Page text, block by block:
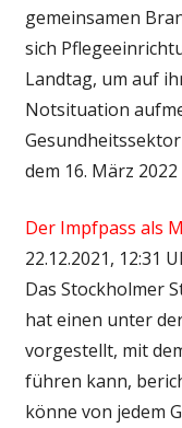
gemeinsamen
sich
Landtag, um auf
Notsituation
dem 16. März
Der Impfpass als
22.12.2021, 12:31
Das Stockholmer
hat einen unter
vorgestellt, mit
führen kann,
könne von jedem